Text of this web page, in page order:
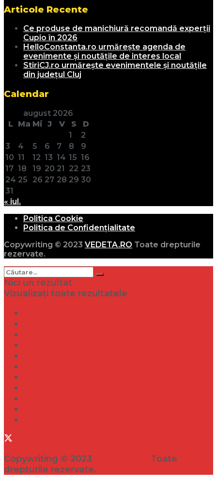
Articole Recente
Ce produse de manichiură recomandă experții
Cupio în 2026
HelloConstanta.ro urmărește agenda de
evenimente și noutățile de interes local
StiriCJ.ro urmărește evenimentele și noutățile
din județul Cluj
Calendar
august 2026
L Ma Mi J V S
D
1
2
3
4 5 6 7 8
9
10 11 12 13 14 15 16
17 18 19 20 21 22 23
24 25 26 27 28 29 30
31
« iul.
Politica Cookie
Politica de Confidențialitate
Copywriting © 2023 VEDETA.RO Toate drepturile
rezervate.
Nici un rezultat
Vizualizați toate rezultatele
Copywriting © 2023
Toate
drepturile rezervate.